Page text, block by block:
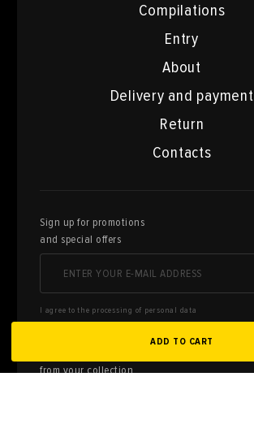
ADD TO CART
Compilations
Entry
About
Delivery and payment
Return
Contacts
Sign up for promotions
and special offers
I agree to the processing of personal data
from your collection